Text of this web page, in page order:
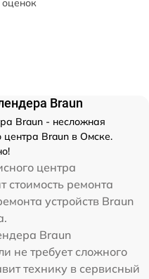
оценок
Braun
Braun - несложная
центра Braun в Омске.
центра
стоимость ремонта
устройств Braun
Braun
не требует сложного
технику в сервисный